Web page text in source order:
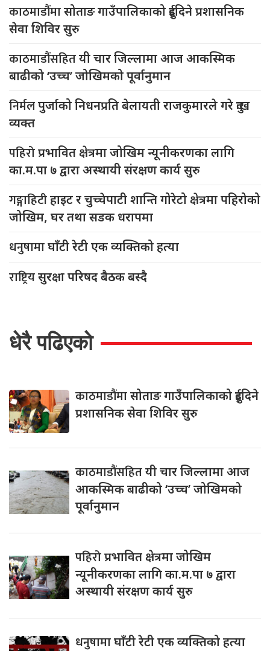
काठमाडौंमासोताङ गाउँपालिकाको दुईदिने प्रशासनिक
सेवा शिविर सुरु
काठमाडौंसहितयी चार जिल्लामा आज आकस्मिक
बाढीको ‘उच्च’ जोखिमको पूर्वानुमान
निर्मलपुर्जाको निधनप्रति बेलायती राजकुमारले गरे दुःख
व्यक्त
पहिरोप्रभावित क्षेत्रमा जोखिम न्यूनीकरणका लागि
का.म.पा ७ द्वारा अस्थायी संरक्षण कार्य सुरु
गङ्गाहिटीहाइट र चुच्चेपाटी शान्ति गोरेटो क्षेत्रमा पहिरोको
जोखिम, घर तथा सडक धरापमा
धनुषामाघाँटी रेटी एक व्यक्तिको हत्या
राष्ट्रियसुरक्षा परिषद बैठक बस्दै
धेरै पढिएको
काठमाडौंमासोताङ गाउँपालिकाको दुईदिने
प्रशासनिक सेवा शिविर सुरु
काठमाडौंसहितयी चार जिल्लामा आज
आकस्मिक बाढीको ‘उच्च’ जोखिमको
पूर्वानुमान
पहिरोप्रभावित क्षेत्रमा जोखिम
न्यूनीकरणका लागि का.म.पा ७ द्वारा
अस्थायी संरक्षण कार्य सुरु
धनुषामाघाँटी रेटी एक व्यक्तिको हत्या